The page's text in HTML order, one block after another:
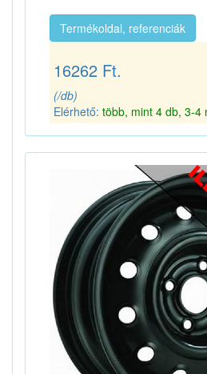
Termékoldal, referenciák
16262 Ft.
(/db)
Elérhető: több, mint 4 db, 3-4